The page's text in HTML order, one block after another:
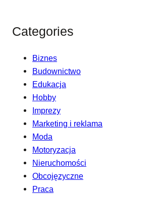
Categories
Biznes
Budownictwo
Edukacja
Hobby
Imprezy
Marketing i reklama
Moda
Motoryzacja
Nieruchomości
Obcojęzyczne
Praca